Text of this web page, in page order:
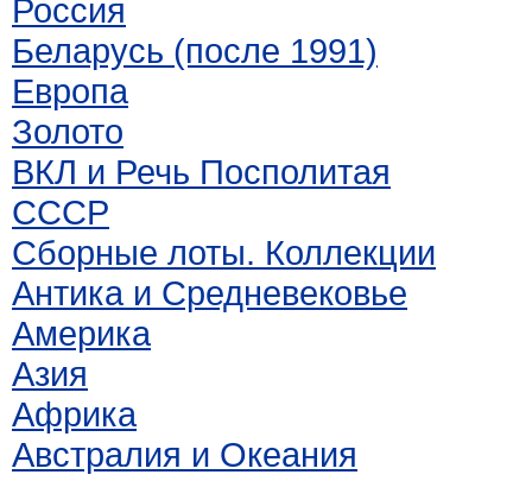
Россия
Беларусь (после 1991)
Европа
Золото
ВКЛ и Речь Посполитая
СССР
Сборные лоты. Коллекции
Антика и Средневековье
Америка
Азия
Африка
Австралия и Океания